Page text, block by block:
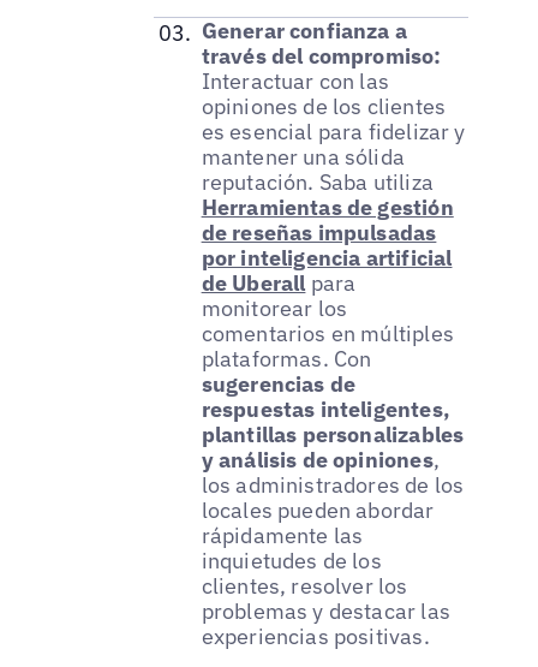
Generar confianza a
través del compromiso:
Interactuar con las
opiniones de los clientes
es esencial para fidelizar y
mantener una sólida
reputación. Saba utiliza
Herramientas de gestión
de reseñas impulsadas
por inteligencia artificial
de Uberall para
monitorear los
comentarios en múltiples
plataformas. Con
sugerencias de
respuestas inteligentes,
plantillas personalizables
y análisis de opiniones,
los administradores de los
locales pueden abordar
rápidamente las
inquietudes de los
clientes, resolver los
problemas y destacar las
experiencias positivas.